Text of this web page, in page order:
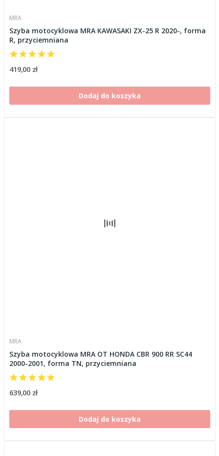
MRA
Szyba motocyklowa MRA KAWASAKI ZX-25 R 2020-, forma
R, przyciemniana
419,00 zł
Dodaj do koszyka
MRA
Szyba motocyklowa MRA OT HONDA CBR 900 RR SC44
2000-2001, forma TN, przyciemniana
639,00 zł
Dodaj do koszyka